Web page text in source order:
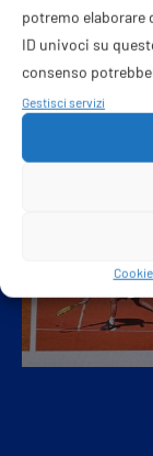
potremo elaborare
ID univoci su
consenso
Gestisci servizi
Haier,